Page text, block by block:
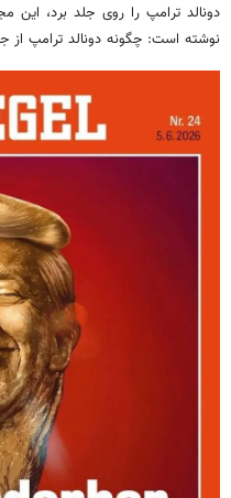
دونالد ترامپ را روی جلد برد، این
نوشته است: چگونه دونالد ترامپ از